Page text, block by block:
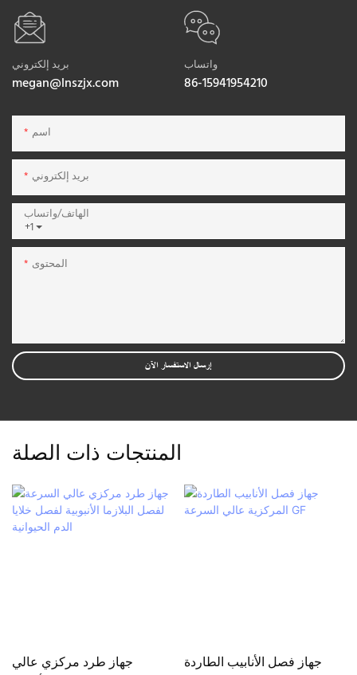
بريد إلكتروني
megan@lnszjx.com
واتساب
86-15941954210
اسم
بريد إلكتروني
+1
الهاتف/واتساب
المحتوى
إرسال الاستفسار الآن
المنتجات ذات الصلة
جهاز طرد مركزي عالي
جهاز فصل الأنابيب الطاردة